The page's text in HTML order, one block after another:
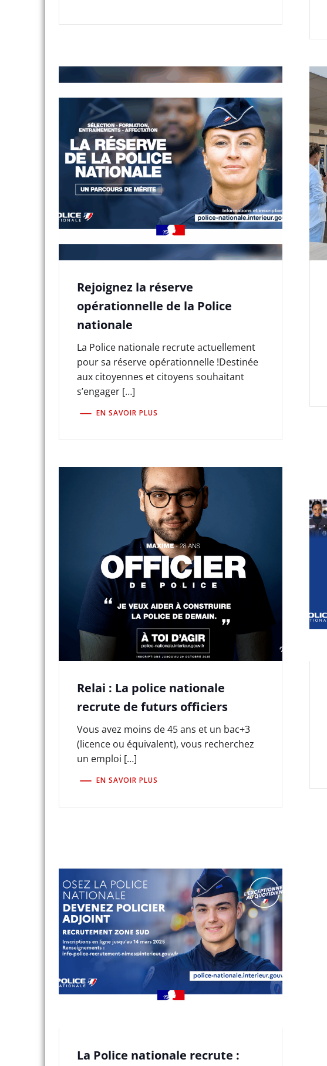
Rejoignez la réserve
opérationnelle de la Police
nationale
La Police nationale recrute actuellement
pour sa réserve opérationnelle !Destinée
aux citoyennes et citoyens souhaitant
s’engager […]
EN SAVOIR PLUS
Relai : La police nationale
recrute de futurs officiers
Vous avez moins de 45 ans et un bac+3
(licence ou équivalent), vous recherchez
un emploi […]
EN SAVOIR PLUS
La Police nationale recrute :